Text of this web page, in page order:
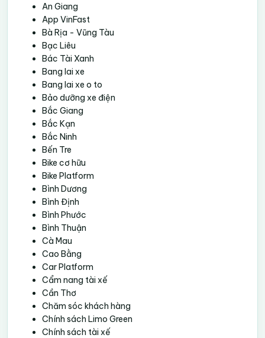
An Giang
App VinFast
Bà Rịa - Vũng Tàu
Bạc Liêu
Bác Tài Xanh
Bang lai xe
Bang lai xe o to
Bảo dưỡng xe điện
Bắc Giang
Bắc Kạn
Bắc Ninh
Bến Tre
Bike cơ hữu
Bike Platform
Bình Dương
Bình Định
Bình Phước
Bình Thuận
Cà Mau
Cao Bằng
Car Platform
Cẩm nang tài xế
Cần Thơ
Chăm sóc khách hàng
Chính sách Limo Green
Chính sách tài xế